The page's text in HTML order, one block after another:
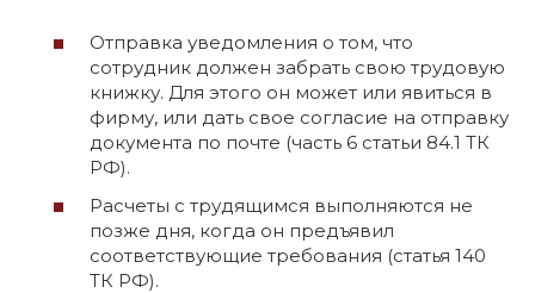
Отправка уведомления о том, что
сотрудник должен забрать свою трудовую
книжку. Для этого он может или явиться в
фирму, или дать свое согласие на отправку
документа по почте (часть 6 статьи 84.1 ТК
РФ).
Расчеты с трудящимся выполняются не
позже дня, когда он предъявил
соответствующие требования (статья 140
ТК РФ).